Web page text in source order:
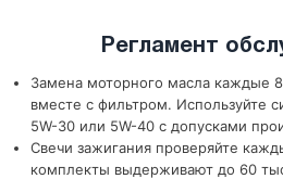
Регламент
Замена моторного масла каждые
вместе с фильтром. Используйте
5W-30 или 5W-40 с допусками
Свечи зажигания проверяйте
комплекты выдерживают до 60